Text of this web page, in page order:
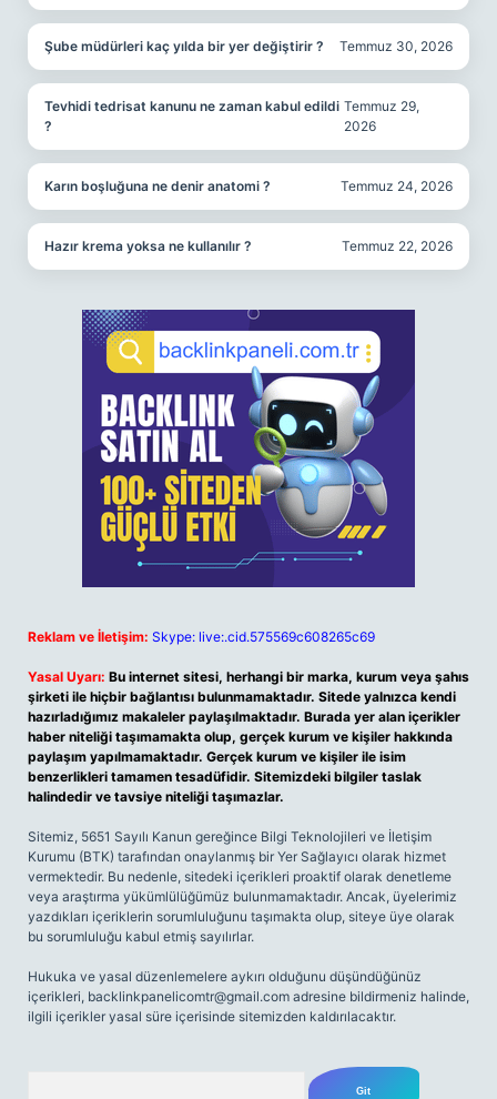
Şube müdürleri kaç yılda bir yer değiştirir ? Temmuz 30, 2026
Tevhidi tedrisat kanunu ne zaman kabul edildi
?
Temmuz 29,
2026
Karın boşluğuna ne denir anatomi ? Temmuz 24, 2026
Hazır krema yoksa ne kullanılır ? Temmuz 22, 2026
Reklam ve İletişim: Skype: live:.cid.575569c608265c69
Yasal Uyarı: Bu internet sitesi, herhangi bir marka, kurum veya şahıs
şirketi ile hiçbir bağlantısı bulunmamaktadır. Sitede yalnızca kendi
hazırladığımız makaleler paylaşılmaktadır. Burada yer alan içerikler
haber niteliği taşımamakta olup, gerçek kurum ve kişiler hakkında
paylaşım yapılmamaktadır. Gerçek kurum ve kişiler ile isim
benzerlikleri tamamen tesadüfidir. Sitemizdeki bilgiler taslak
halindedir ve tavsiye niteliği taşımazlar.
Sitemiz, 5651 Sayılı Kanun gereğince Bilgi Teknolojileri ve İletişim
Kurumu (BTK) tarafından onaylanmış bir Yer Sağlayıcı olarak hizmet
vermektedir. Bu nedenle, sitedeki içerikleri proaktif olarak denetleme
veya araştırma yükümlülüğümüz bulunmamaktadır. Ancak, üyelerimiz
yazdıkları içeriklerin sorumluluğunu taşımakta olup, siteye üye olarak
bu sorumluluğu kabul etmiş sayılırlar.
Hukuka ve yasal düzenlemelere aykırı olduğunu düşündüğünüz
içerikleri, backlinkpanelicomtr@gmail.com adresine bildirmeniz halinde,
ilgili içerikler yasal süre içerisinde sitemizden kaldırılacaktır.